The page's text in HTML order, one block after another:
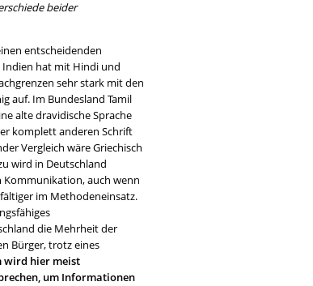
beider
entscheidenden
Indien hat mit Hindi und
sehr stark mit den
auf. Im Bundesland Tamil
alte dravidische Sprache
komplett anderen Schrift
Vergleich wäre Griechisch
wird in Deutschland
Kommunikation, auch wenn
im Methodeneinsatz.
die Mehrheit der
Bürger, trotz eines
wird hier meist
um Informationen